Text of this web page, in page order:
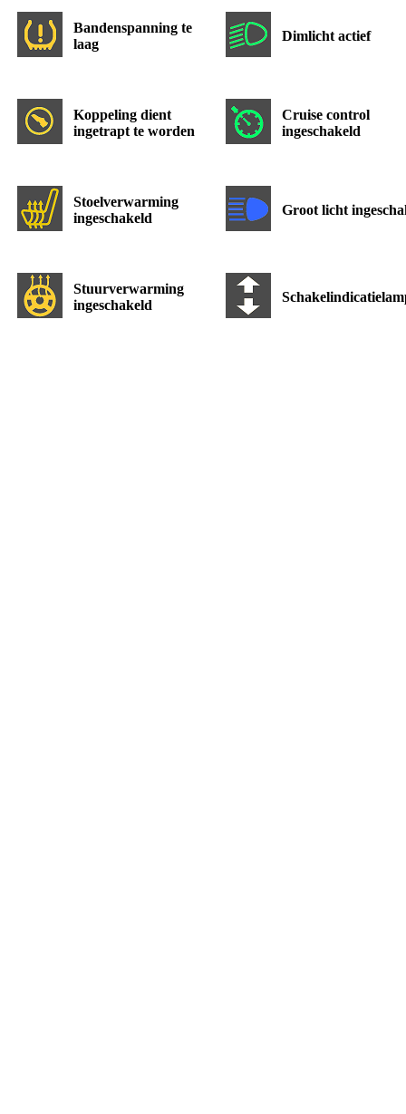
Bandenspanning te
laag
Dimlicht actief
Koppeling dient
ingetrapt te worden
Cruise control
ingeschakeld
Stoelverwarming
ingeschakeld
Groot licht
Stuurverwarming
ingeschakeld